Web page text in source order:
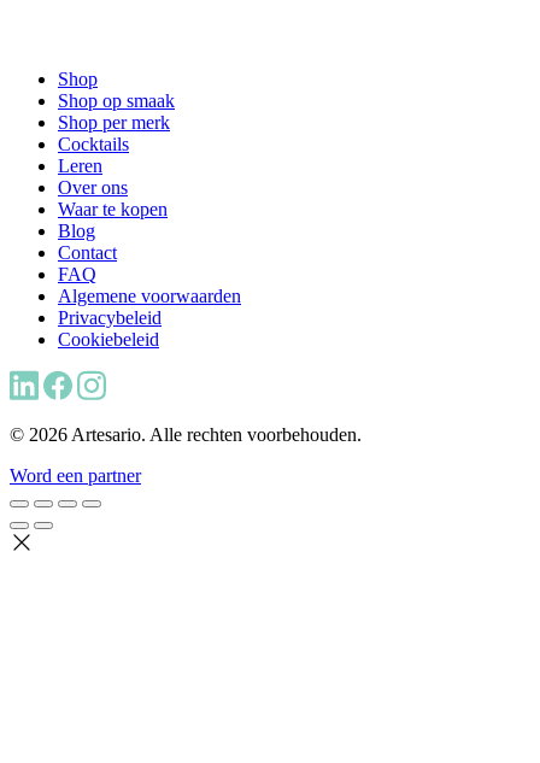
Shop
Shop op smaak
Shop per merk
Cocktails
Leren
Over ons
Waar te kopen
Blog
Contact
FAQ
Algemene voorwaarden
Privacybeleid
Cookiebeleid
© 2026 Artesario. Alle rechten voorbehouden.
Word een partner